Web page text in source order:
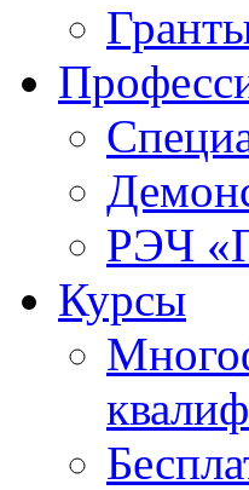
РЭЧ
Курсы